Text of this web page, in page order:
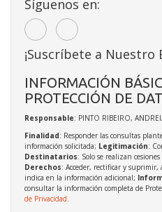
Síguenos en:
¡Suscríbete a Nuestro
INFORMACIÓN
PROTECCIÓN DE
Responsable: PINTO RIBEIRO,
Finalidad: Responder las consultas
información solicitada; Legitimación:
Destinatarios: Solo se realizan
Derechos: Acceder, rectificar y suprimir,
indica en la información adicional;
consultar la información completa de
de Privacidad.